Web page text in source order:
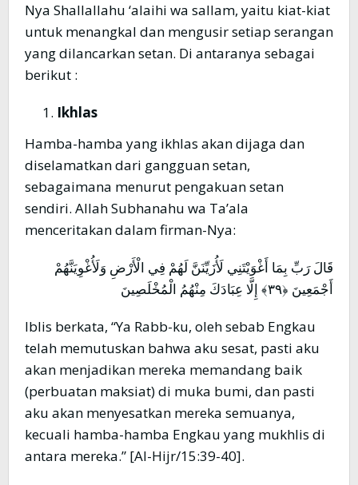
Nya Shallallahu ‘alaihi wa sallam, yaitu kiat-kiat
untuk menangkal dan mengusir setiap serangan
yang dilancarkan setan. Di antaranya sebagai
berikut :
Ikhlas
Hamba-hamba yang ikhlas akan dijaga dan
diselamatkan dari gangguan setan,
sebagaimana menurut pengakuan setan
sendiri. Allah Subhanahu wa Ta’ala
menceritakan dalam firman-Nya:
قَالَ رَبِّ بِمَا أَغْوَيْتَنِي لَأُزَيِّنَنَّ لَهُمْ فِي الْأَرْضِ وَلَأُغْوِيَنَّهُمْ
أَجْمَعِينَ ﴿٣٩﴾ إِلَّا عِبَادَكَ مِنْهُمُ الْمُخْلَصِينَ
Iblis berkata, “Ya Rabb-ku, oleh sebab Engkau
telah memutuskan bahwa aku sesat, pasti aku
akan menjadikan mereka memandang baik
(perbuatan maksiat) di muka bumi, dan pasti
aku akan menyesatkan mereka semuanya,
kecuali hamba-hamba Engkau yang mukhlis di
antara mereka.” [Al-Hijr/15:39-40].